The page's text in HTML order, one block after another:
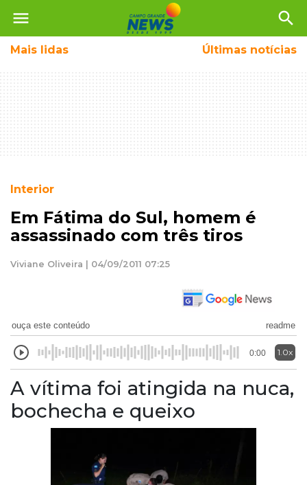
menu search
Mais lidas Últimas notícias
Interior
Em Fátima do Sul, homem é
assassinado com três tiros
Viviane Oliveira | 04/09/2011 07:25
ouça este conteúdo readme
0:00 1.0x
A vítima foi atingida na nuca,
bochecha e queixo